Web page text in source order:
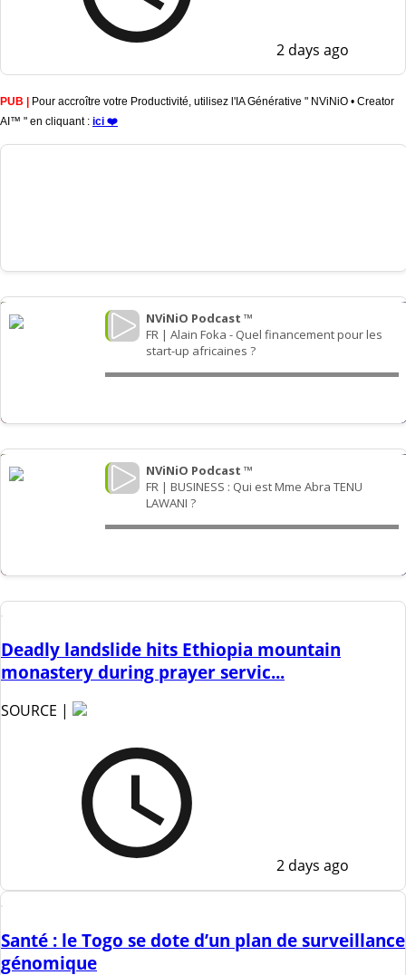
2 days ago
PUB | Pour accroître votre Productivité, utilisez l'IA Générative " NViNiO • Creator
AI™ " en cliquant : ici ❤️
Deadly landslide hits Ethiopia mountain
monastery during prayer servic...
SOURCE |
2 days ago
Santé : le Togo se dote d’un plan de surveillance
génomique